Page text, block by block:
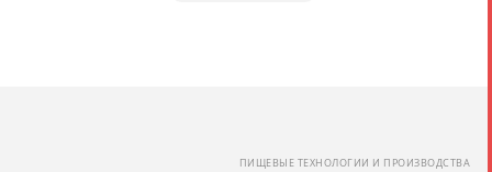
ПИЩЕВЫЕ ТЕХНОЛОГИИ И ПРОИЗВОДСТВА